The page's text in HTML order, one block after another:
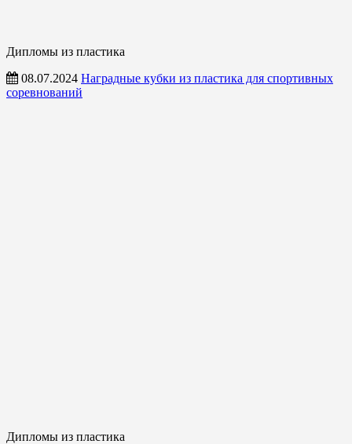
Дипломы из пластика
08.07.2024 Наградные кубки из пластика для спортивных
соревнований
Дипломы из пластика